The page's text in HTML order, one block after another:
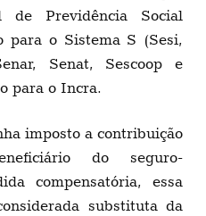
Previdência Social
para o Sistema S (Sesi,
Senat, Sescoop e
para o Incra.
imposto a contribuição
do seguro-
compensatória, essa
substituta da